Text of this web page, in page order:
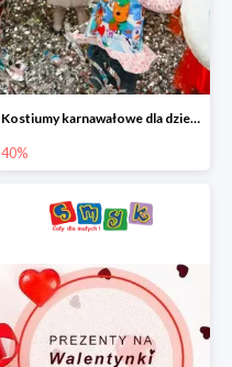
Kostiumy karnawałowe dla dzieci w Smyku do -40%
40%